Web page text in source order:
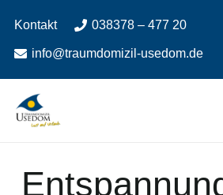
Inhalt
springen
Navigation
springen
Kontakt 038378 – 477 20
info@traumdomizil-usedom.de